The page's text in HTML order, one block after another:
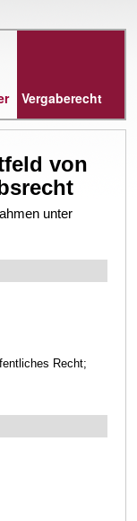
Vergaberecht
von
unter
Recht;